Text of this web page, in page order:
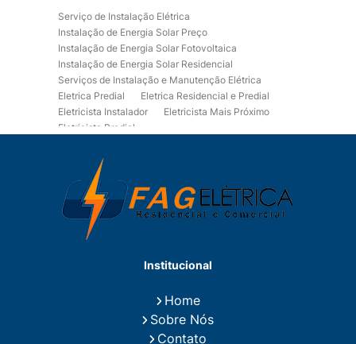
Serviço de Instalação Elétrica
Instalação de Energia Solar Preço
Instalação de Energia Solar Fotovoltaica
Instalação de Energia Solar Residencial
Serviços de Instalação e Manutenção Elétrica
Eletrica Predial
Eletrica Residencial e Predial
Eletricista Instalador
Eletricista Mais Próximo
Eletricista Predial
Eletricista Residencial
Eletricista Residencial E Predial
Eletricistas de Manutenção
Empresa de Instalações Elétricas
Empresa de Manutenção Eletrica
Empresa de Prestação de Serviços Eletricos
Fiação para Instalação Eletrica Residencial
Instalação de Energia Solar Residencial Preço
Instalação de Painel Solar
Instalação de Placa Solar
Institucional
Home
Sobre Nós
Contato